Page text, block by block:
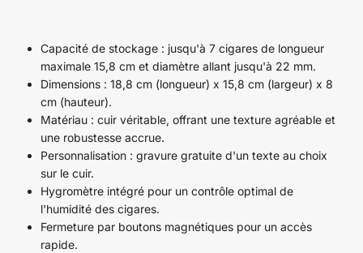
Capacité de stockage : jusqu'à 7 cigares de longueur
maximale 15,8 cm et diamètre allant jusqu'à 22 mm.
Dimensions : 18,8 cm (longueur) x 15,8 cm (largeur) x 8
cm (hauteur).
Matériau : cuir véritable, offrant une texture agréable et
une robustesse accrue.
Personnalisation : gravure gratuite d'un texte au choix
sur le cuir.
Hygromètre intégré pour un contrôle optimal de
l'humidité des cigares.
Fermeture par boutons magnétiques pour un accès
rapide.